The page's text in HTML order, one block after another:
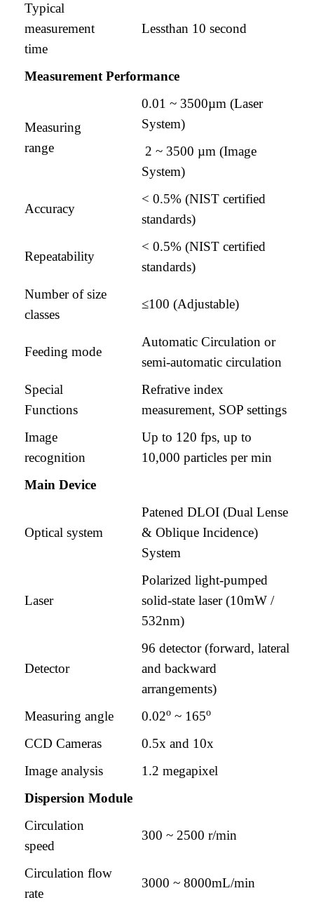
Typical
measurement
time
Lessthan 10 second
Measurement Performance
Measuring
range
0.01 ~ 3500µm (Laser
System)
2 ~ 3500 µm (Image
System)
Accuracy
< 0.5% (NIST certified
standards)
Repeatability
< 0.5% (NIST certified
standards)
Number of size
classes
≤100 (Adjustable)
Feeding mode
Automatic Circulation or
semi-automatic circulation
Special
Functions
Refrative index
measurement, SOP settings
Image
recognition
Up to 120 fps, up to
10,000 particles per min
Main Device
Optical system
Patened DLOI (Dual Lense
& Oblique Incidence)
System
Laser
Polarized light-pumped
solid-state laser (10mW /
532nm)
Detector
96 detector (forward, lateral
and backward
arrangements)
Measuring angle
0.02o ~ 165o
CCD Cameras
0.5x and 10x
Image analysis
1.2 megapixel
Dispersion Module
Circulation
speed
300 ~ 2500 r/min
Circulation flow
rate
3000 ~ 8000mL/min